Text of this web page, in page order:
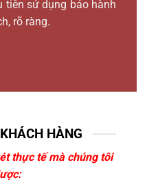
tiên sử dụng bảo hành
rõ ràng.
HÀNG
thực tế mà chúng tôi